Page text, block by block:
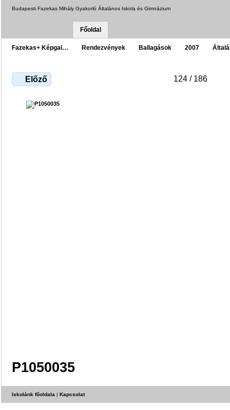
Budapesti Fazekas Mihály Gyakorló Általános Iskola és Gimnázium
Főoldal
Fazekas+ Képgal… Rendezvények Ballagások 2007
Előző 124 / 186
P1050035
Iskolánk főoldala | Kapcsolat